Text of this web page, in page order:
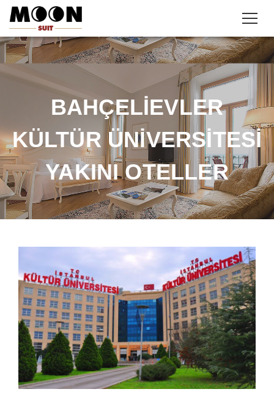
BAHÇELIEVLER
KÜLTÜR ÜNIVERSITESI
YAKINI OTELLER